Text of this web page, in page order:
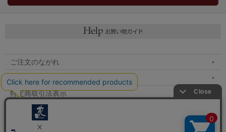
ご注文のながれ
マイページへ
特定商取引法表示
個人情報の取扱い
メルマガ登録